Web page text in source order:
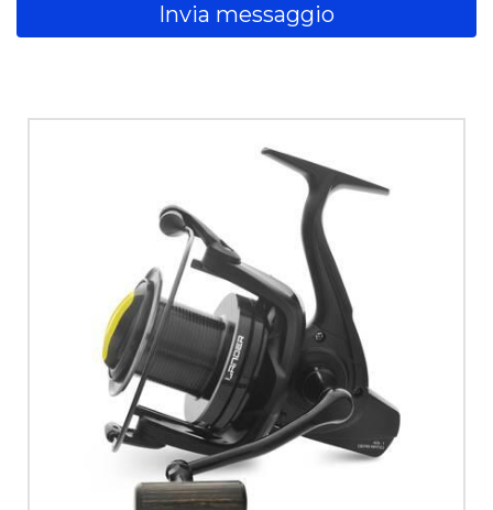
Invia messaggio